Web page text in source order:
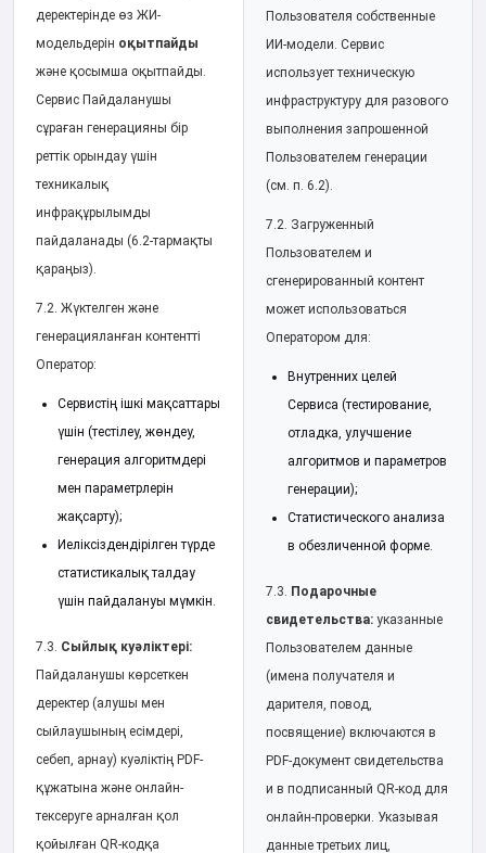
деректерінде өз ЖИ-
модельдерін оқытпайды
және қосымша оқытпайды.
Сервис Пайдаланушы
сұраған генерацияны бір
реттік орындау үшін
техникалық
инфрақұрылымды
пайдаланады (6.2-тармақты
қараңыз).
7.2. Жүктелген және
генерацияланған контентті
Оператор:
Сервистің ішкі мақсаттары
үшін (тестілеу, жөндеу,
генерация алгоритмдері
мен параметрлерін
жақсарту);
Иеліксіздендірілген түрде
статистикалық талдау
үшін пайдалануы мүмкін.
7.3. Сыйлық куәліктері:
Пайдаланушы көрсеткен
деректер (алушы мен
сыйлаушының есімдері,
себеп, арнау) куәліктің PDF-
құжатына және онлайн-
тексеруге арналған қол
қойылған QR-кодқа
Пользователя собственные
ИИ-модели. Сервис
использует техническую
инфраструктуру для разового
выполнения запрошенной
Пользователем генерации
(см. п. 6.2).
7.2. Загруженный
Пользователем и
сгенерированный контент
может использоваться
Оператором для:
Внутренних целей
Сервиса (тестирование,
отладка, улучшение
алгоритмов и параметров
генерации);
Статистического анализа
в обезличенной форме.
7.3. Подарочные
свидетельства: указанные
Пользователем данные
(имена получателя и
дарителя, повод,
посвящение) включаются в
PDF-документ свидетельства
и в подписанный QR-код для
онлайн-проверки. Указывая
данные третьих лиц,